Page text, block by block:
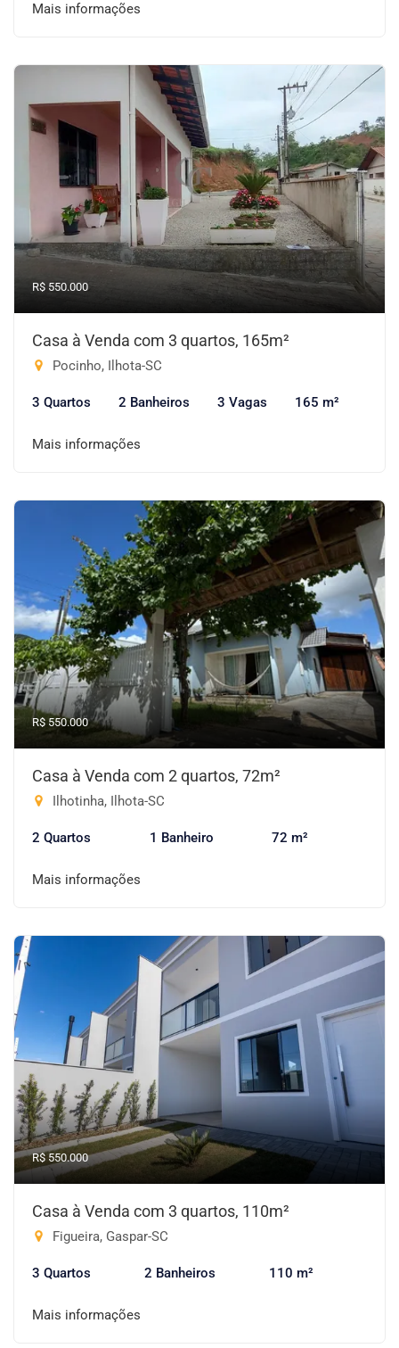
Mais informações
R$ 550.000
Casa à Venda com 3 quartos, 165m²
Pocinho, Ilhota-SC
3 Quartos 2 Banheiros 3 Vagas 165 m²
Mais informações
R$ 550.000
Casa à Venda com 2 quartos, 72m²
Ilhotinha, Ilhota-SC
2 Quartos 1 Banheiro 72 m²
Mais informações
R$ 550.000
Casa à Venda com 3 quartos, 110m²
Figueira, Gaspar-SC
3 Quartos 2 Banheiros 110 m²
Mais informações